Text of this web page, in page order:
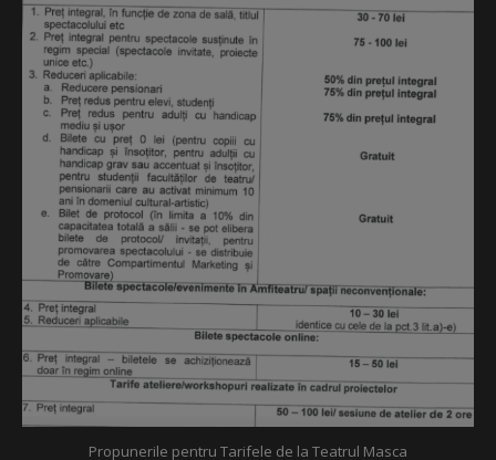
Propunerile pentru Tarifele de la Teatrul Masca